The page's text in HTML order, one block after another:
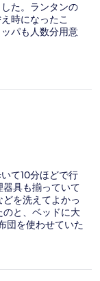
た。ランタンの
時になったこ
パも人数分用意
て10分ほどで行
器具も揃っていて
を洗えてよかっ
のと、ベッドに大
団を使わせていた
良かったです。